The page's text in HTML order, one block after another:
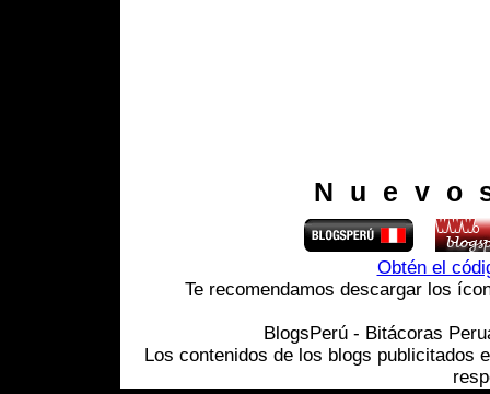
Obtén el
Te recomendamos descargar los
BlogsPerú - Bitácoras
Los contenidos de los blogs publicitados